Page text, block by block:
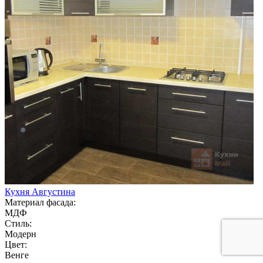
Кухня Августина
Материал фасада:
МДФ
Стиль:
Модерн
Цвет:
Венге